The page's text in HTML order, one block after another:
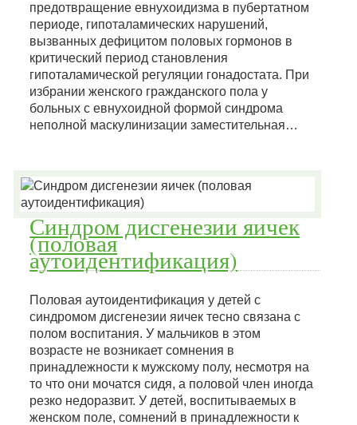
предотвращение евнухоидизма в пубертатном
периоде, гипоталамических нарушений,
вызванных дефицитом половых гормонов в
критический период становления
гипоталамической регуляции гонадостата. При
избрании женского гражданского пола у
больных с евнухоидной формой синдрома
неполной маскулинизации заместительная…
Синдром дисгенезии яичек
(половая
аутоидентификация)
Половая аутоидентификация у детей с
синдромом дисгенезии яичек тесно связана с
полом воспитания. У мальчиков в этом
возрасте не возникает сомнения в
принадлежности к мужскому полу, несмотря на
то что они мочатся сидя, а половой член иногда
резко недоразвит. У детей, воспитываемых в
женском поле, сомнений в принадлежности к